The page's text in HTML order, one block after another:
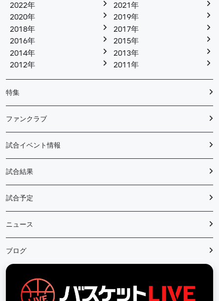
2022年
2021年
2020年
2019年
2018年
2017年
2016年
2015年
2014年
2013年
2012年
2011年
特集
ファンクラブ
試合イベント情報
試合結果
試合予定
ニュース
ブログ